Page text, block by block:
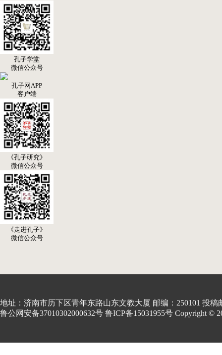
孔子学堂
微信公众号
孔子网APP
客户端
《孔子研究》
微信公众号
《走进孔子》
微信公众号
地址：济南市历下区青年东路山东文教大厦 邮编：250101 投稿
鲁公网安备37010302000632号 鲁ICP备15031955号 Copyright ©